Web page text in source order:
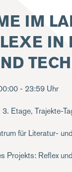
IM
IN
- 23:59 Uhr
Etage, Trajekte-
für Literatur-
Projekts: Reflex